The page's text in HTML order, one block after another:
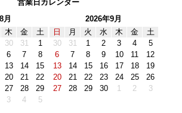
営業日カレンダー
月
木 金
土
30 31
1
6 7
8
13 14
15
20 21
22
27 28
29
3 4 5
2026年9月
日
月 火 水 木 金
土
30
31 1 2 3 4
5
6
7 8 9 10 11
12
13
14 15 16 17 18
19
20
21 22 23 24 25
26
27
28 29 30 1 2 3